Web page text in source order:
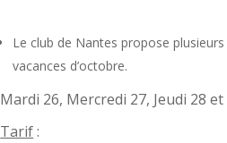
Le club de Nantes propose
vacances d’octobre.
Mardi 26, Mercredi 27, Jeudi 28
Tarif: